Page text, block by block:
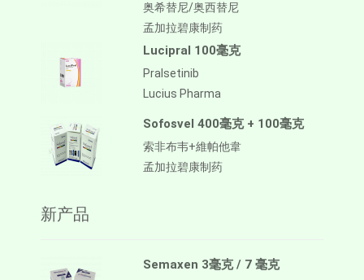
奥希替尼/奥西替尼
孟加拉碧康制药
Lucipral 100毫克
Pralsetinib
Lucius Pharma
Sofosvel 400毫克 + 100毫克
索非布韦+維帕他韋
孟加拉碧康制药
新产品
Semaxen 3毫克 / 7 毫克